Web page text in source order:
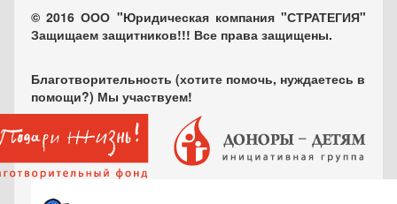
© 2016 ООО "Юридическая компания "СТРАТЕГИЯ"
Защищаем защитников!!! Все права защищены.
Благотворительность (хотите помочь, нуждаетесь в
помощи?) Мы участвуем!